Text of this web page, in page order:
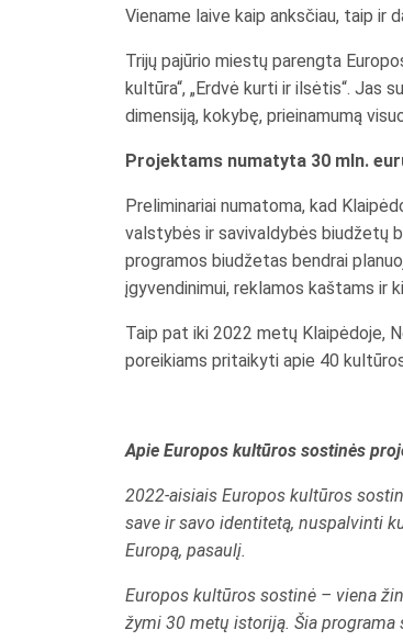
Viename laive kaip anksčiau, taip ir
Trijų pajūrio miestų parengta
kultūra“, „Erdvė kurti ir ilsėtis“. Jas
dimensiją, kokybę, prieinamumą
Projektams numatyta 30 mln.
Preliminariai numatoma, kad
valstybės ir savivaldybės biudžetų
programos biudžetas bendrai
įgyvendinimui, reklamos kaštams ir
Taip pat iki 2022 metų Klaipėdoje,
poreikiams pritaikyti apie 40
Apie Europos kultūros sostinės
2022-aisiais Europos kultūros
save ir savo identitetą, nuspalvinti
Europą, pasaulį.
Europos kultūros sostinė – viena
žymi 30 metų istoriją. Šia